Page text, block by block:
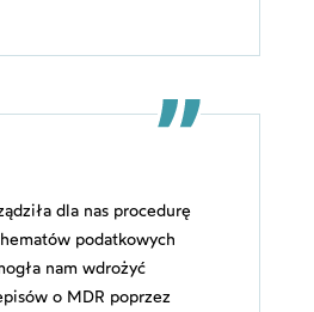
dla nas procedurę
podatkowych
nam wdrożyć
o MDR poprzez